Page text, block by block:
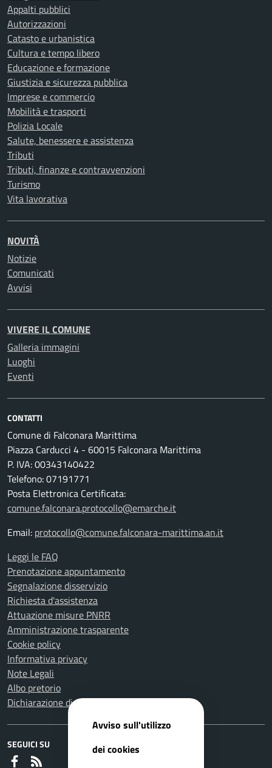
Appalti pubblici
Autorizzazioni
Catasto e urbanistica
Cultura e tempo libero
Educazione e formazione
Giustizia e sicurezza pubblica
Imprese e commercio
Mobilità e trasporti
Polizia Locale
Salute, benessere e assistenza
Tributi
Tributi, finanze e contravvenzioni
Turismo
Vita lavorativa
NOVITÀ
Notizie
Comunicati
Avvisi
VIVERE IL COMUNE
Galleria immagini
Luoghi
Eventi
CONTATTI
Comune di Falconara Marittima
Piazza Carducci 4 - 60015 Falconara Marittima
P. IVA: 00343140422
Telefono: 07191771
Posta Elettronica Certificata:
comune.falconara.protocollo@emarche.it
Email: protocollo@comune.falconara-marittima.an.it
Leggi le FAQ
Prenotazione appuntamento
Segnalazione disservizio
Richiesta d'assistenza
Attuazione misure PNRR
Amministrazione trasparente
Cookie policy
Informativa privacy
Note Legali
Albo pretorio
Dichiarazione di accessibilità
SEGUICI SU
Faceboook
Avviso sull'utilizzo
dei cookies